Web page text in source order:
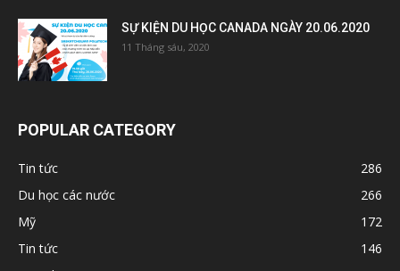
SỰ KIỆN DU HỌC CANADA NGÀY 20.06.2020
11 Tháng sáu, 2020
POPULAR CATEGORY
Tin tức
286
Du học các nước
266
Mỹ
172
Tin tức
146